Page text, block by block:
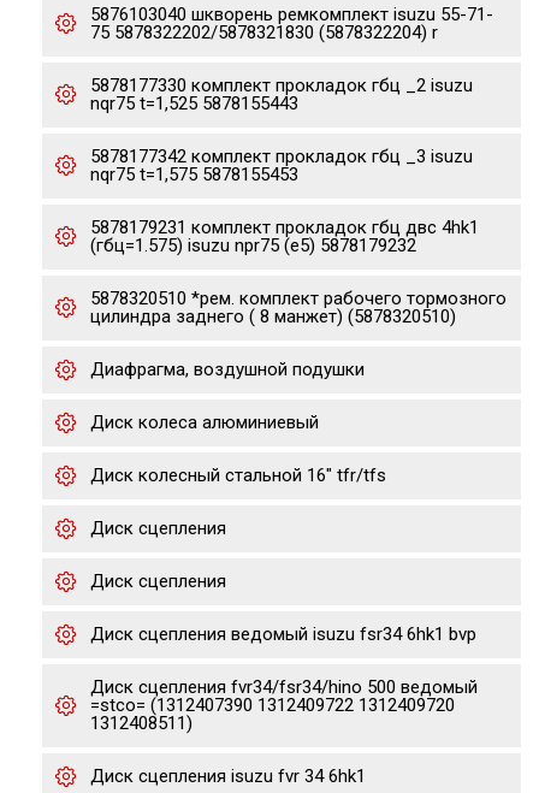
5876103040 шкворень ремкомплект isuzu 55-71-
75 5878322202/5878321830 (5878322204) r
5878177330 комплект прокладок гбц _2 isuzu
nqr75 t=1,525 5878155443
5878177342 комплект прокладок гбц _3 isuzu
nqr75 t=1,575 5878155453
5878179231 комплект прокладок гбц двс 4hk1
(гбц=1.575) isuzu npr75 (e5) 5878179232
5878320510 *рем. комплект рабочего тормозного
цилиндра заднего ( 8 манжет) (5878320510)
Диафрагма, воздушной подушки
Диск колеса алюминиевый
Диск колесный стальной 16" tfr/tfs
Диск сцепления
Диск сцепления
Диск сцепления ведомый isuzu fsr34 6hk1 bvp
Диск сцепления fvr34/fsr34/hino 500 ведомый
=stco= (1312407390 1312409722 1312409720
1312408511)
Диск сцепления isuzu fvr 34 6hk1